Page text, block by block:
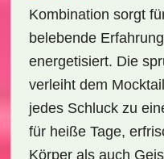
Kombination sorgt
belebende
energetisiert. Die
verleiht dem
jedes Schluck zu
für heiße Tage,
Körper als auch